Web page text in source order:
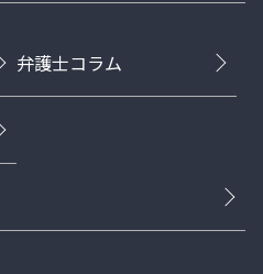
弁護士コラム